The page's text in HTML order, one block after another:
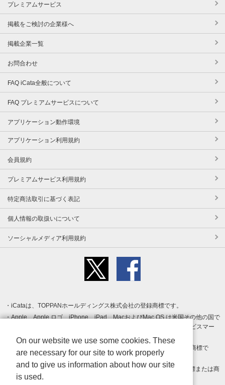
プレミアムサービス
掲載をご検討の企業様へ
掲載企業一覧
お問合わせ
FAQ iCata全般について
FAQ プレミアムサービスについて
アプリケーション動作環境
アプリケーション利用規約
会員規約
プレミアムサービス利用規約
特定商法取引に基づく表記
個人情報の取扱いについて
ソーシャルメディア利用規約
iCataは、TOPPANホールディングス株式会社の登録商標です。
Apple、Apple ロゴ、iPhone、iPad、MacおよびMac OS は米国その他の国で
登録された Apple Inc. の商標です。App Store は Apple Inc. のサービスマー
クです。
Android、Google Play および Google Play ロゴ は Google LLC の商標で
す。
Windows は Microsoft Inc.の米国およびその他の国における登録商標または商
標です。
On our website we use some cookies. These
are necessary for our site to work properly
and to give us information about how our site
is used.